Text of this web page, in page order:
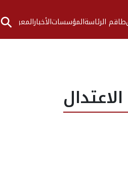
طاقم الرئاسةالمؤسساتالأخبارالمعرض⚲